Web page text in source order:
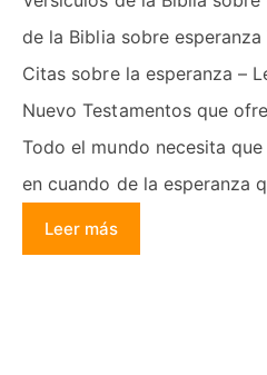
de la Biblia sobre
Citas sobre la esperanza –
Nuevo Testamentos que
Todo el mundo necesita
en cuando de la esperanza
Leer más